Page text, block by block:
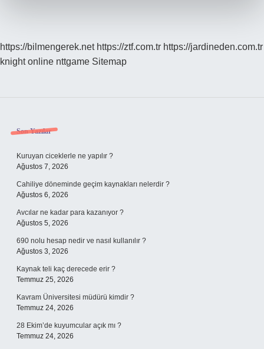
https://bilmengerek.net https://ztf.com.tr https://jardineden.com.tr
knight online nttgame Sitemap
Sidebar
Son Yazılar
Kuruyan ciceklerle ne yapılır ?
Ağustos 7, 2026
Cahiliye döneminde geçim kaynakları nelerdir ?
Ağustos 6, 2026
Avcılar ne kadar para kazanıyor ?
Ağustos 5, 2026
690 nolu hesap nedir ve nasıl kullanılır ?
Ağustos 3, 2026
Kaynak teli kaç derecede erir ?
Temmuz 25, 2026
Kavram Üniversitesi müdürü kimdir ?
Temmuz 24, 2026
28 Ekim’de kuyumcular açık mı ?
Temmuz 24, 2026